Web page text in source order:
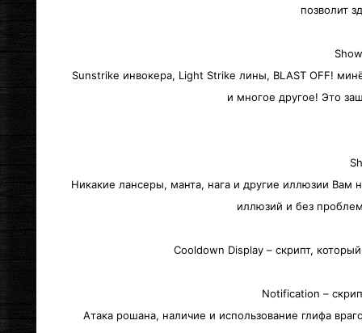
позволит
Sunstrike инвокера, Light Strike лины, BLAST OFF!
и многое другое! Это
Никакие лансеры, манта, нага и другие иллюзии Вам
иллюзий и без
Cooldown Display – скрипт,
Notification –
Атака рошана, наличие и использование глифа